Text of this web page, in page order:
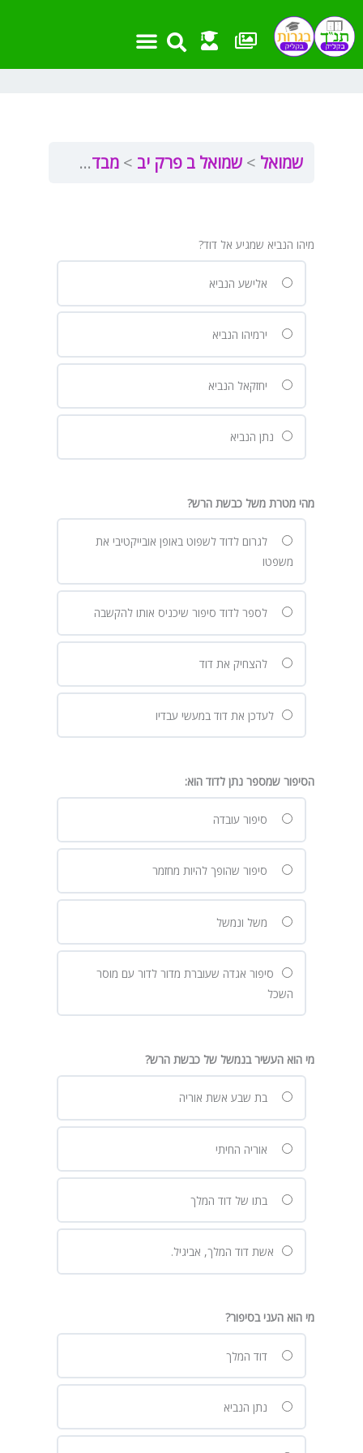
לתוכן
שמואל שמואל ב פרק יב מבדקון שמואל ב פרק יב
מיהו הנביא שמגיע אל דוד?
אלישע הנביא
ירמיהו הנביא
יחזקאל הנביא
נתן הנביא
מהי מטרת משל כבשת הרש?
לגרום לדוד לשפוט באופן אובייקטיבי את
משפטו
לספר לדוד סיפור שיכניס אותו להקשבה
להצחיק את דוד
לעדכן את דוד במעשי עבדיו
הסיפור שמספר נתן לדוד הוא:
סיפור עובדה
סיפור שהופך להיות מחזמר
משל ונמשל
סיפור אגדה שעוברת מדור לדור עם מוסר
השכל
מי הוא העשיר בנמשל של כבשת הרש?
בת שבע אשת אוריה
אוריה החיתי
בתו של דוד המלך
אשת דוד המלך, אביגיל.
מי הוא העני בסיפור?
דוד המלך
נתן הנביא